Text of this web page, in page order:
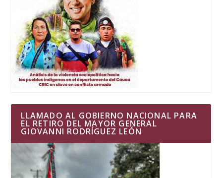
LLAMADO AL GOBIERNO NACIONAL PARA
EL RETIRO DEL MAYOR GENERAL
GIOVANNI RODRÍGUEZ LEÓN